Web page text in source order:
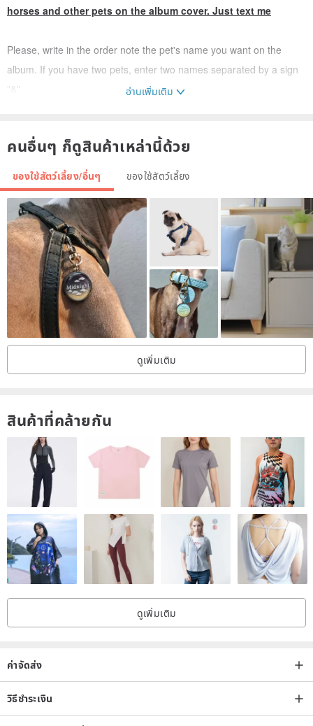
horses and other pets on the album cover. Just text me
Please, write in the order note the pet's name you want on the
album. If you have two pets, enter two names separated by a sign
"&"
I have been selling photo albums on another Internet platform for a
long time. I have sent than 600 orders, and my photo albums live in
38 countries, including the USA (33 states out of 50)
อ่านเพิ่มเติม
คนอื่นๆ ก็ดูสินค้าเหล่านี้ด้วย
ของใช้สัตว์เลี้ยง/อื่นๆ ของใช้สัตว์เลี้ยง
ดูเพิ่มเติม
สินค้าที่คล้ายกัน
ดูเพิ่มเติม
ค่าจัดส่ง
วิธีชำระเงิน